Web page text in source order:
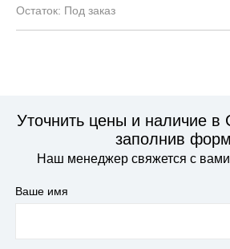
Под заказ
Уточнить цены и наличие
заполнив
Наш менеджер свяжется с вами
Ваше имя